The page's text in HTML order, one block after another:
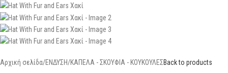
Αρχική σελίδα/ΕΝΔΥΣΗ/ΚΑΠΕΛΑ - ΣΚΟΥΦΙΑ - ΚΟΥΚΟΥΛΕΣBack to products